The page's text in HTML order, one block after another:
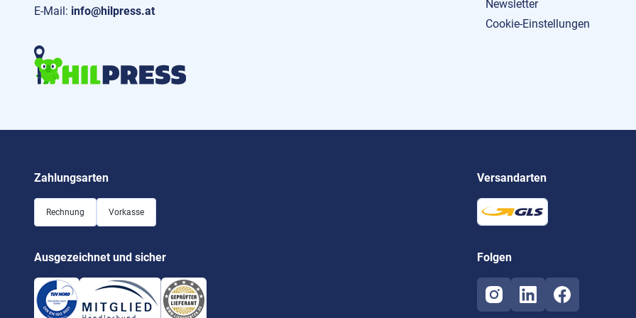
E-Mail: info@hilpress.at
Newsletter
Cookie-Einstellungen
Zahlungsarten
Rechnung Vorkasse
Versandarten
Ausgezeichnet und sicher Folgen